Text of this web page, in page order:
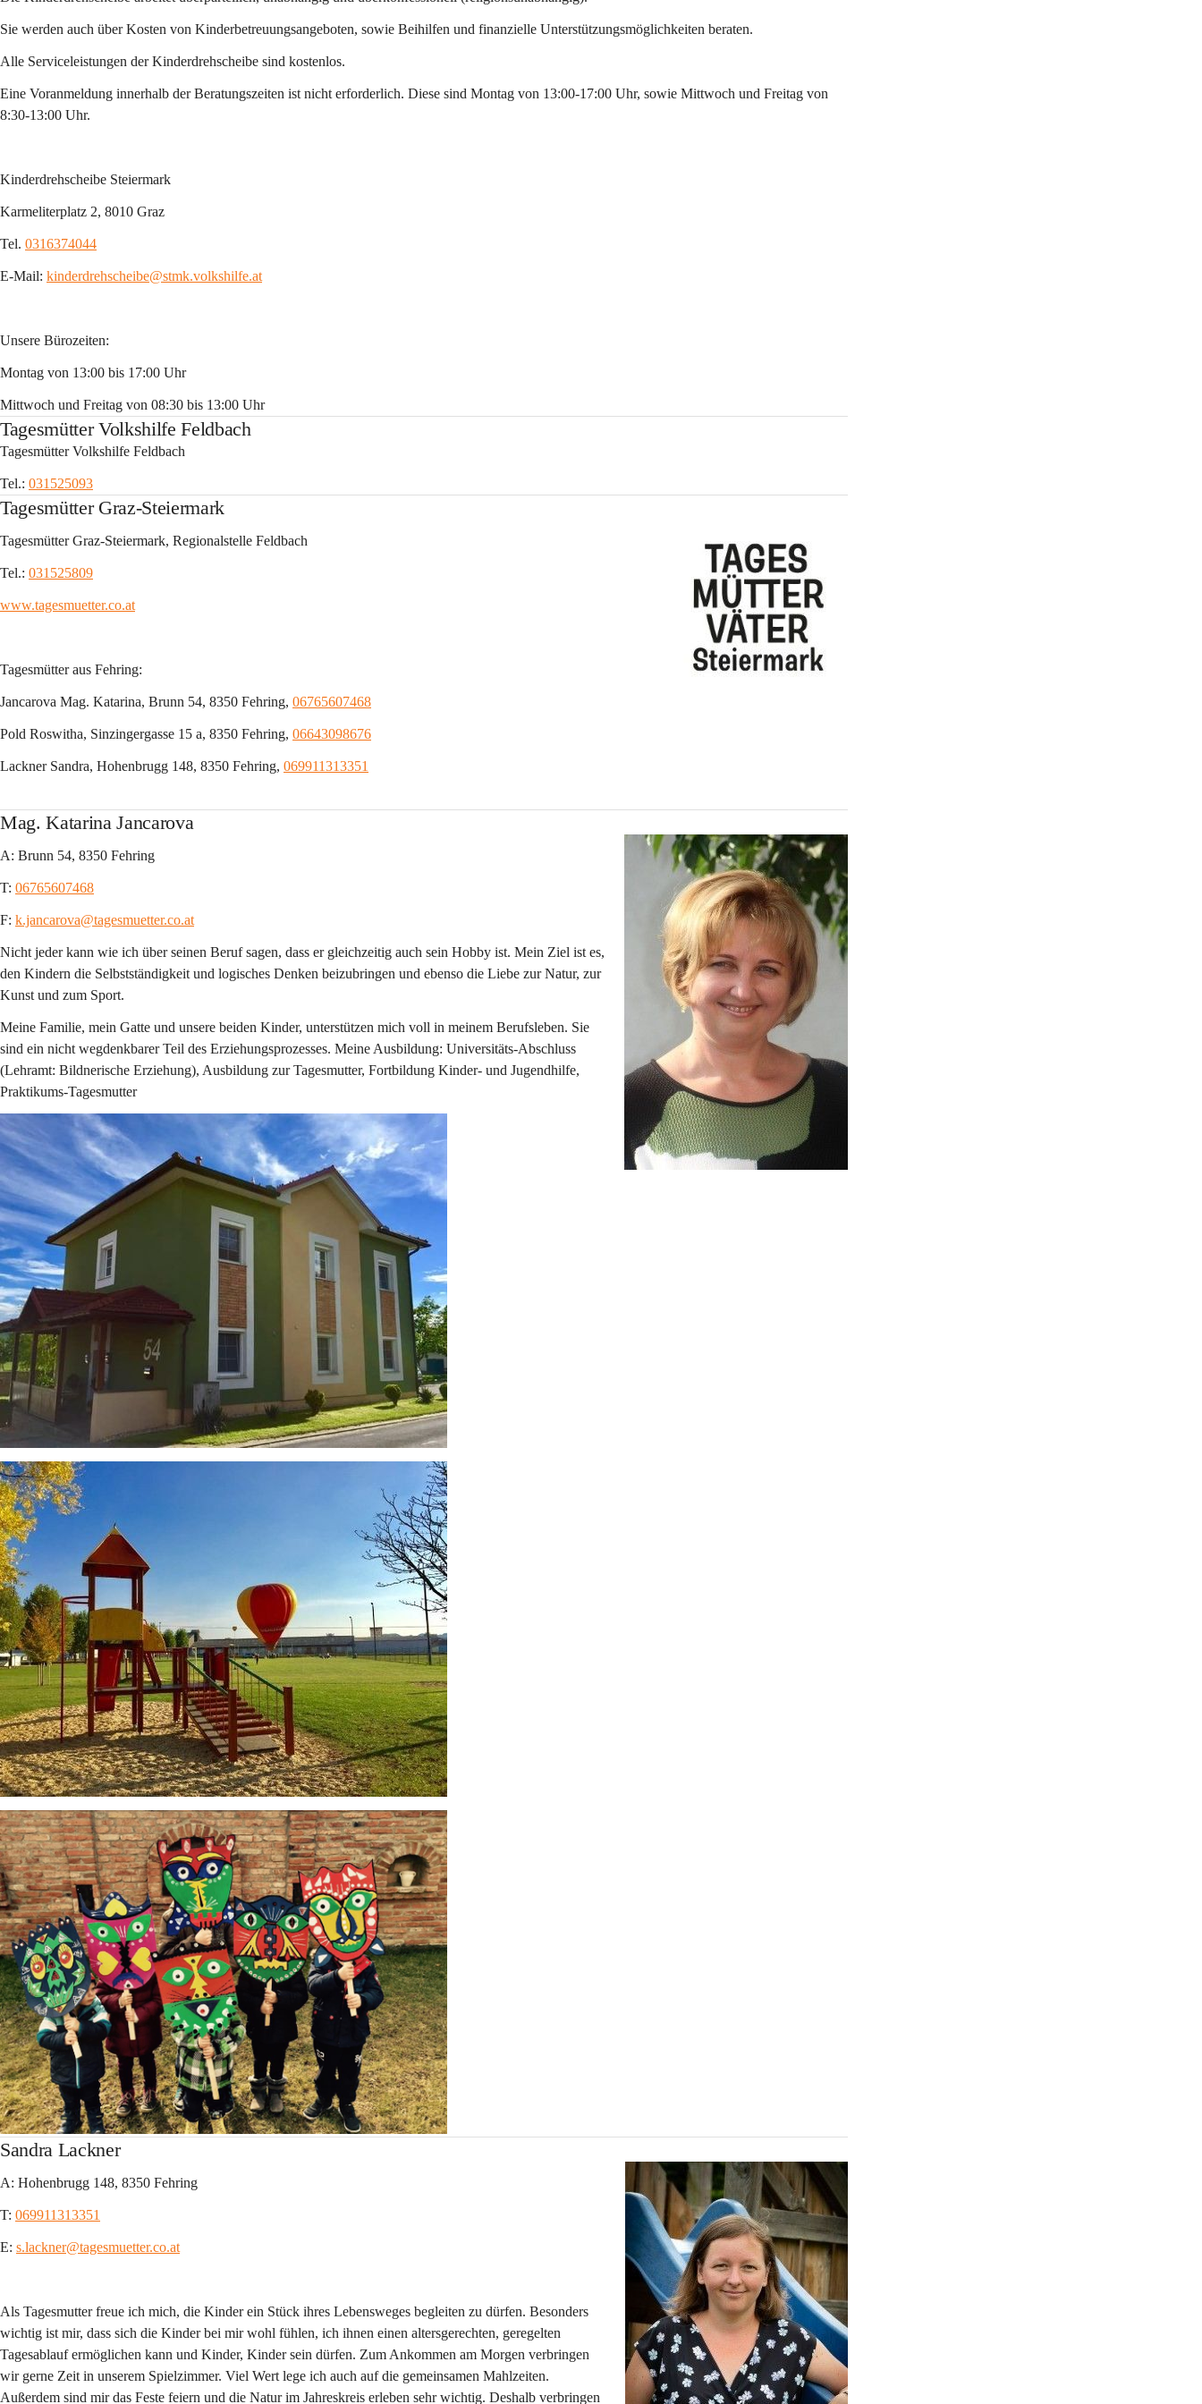
Sie werden auch über Kosten von Kinderbetreuungsangeboten, sowie Beihilfen und finanzielle Unterstützungsmöglichkeiten beraten.
Alle Serviceleistungen der Kinderdrehscheibe sind kostenlos.
Eine Voranmeldung innerhalb der Beratungszeiten ist nicht erforderlich. Diese sind Montag von 13:00-17:00 Uhr, sowie Mittwoch und Freitag von
8:30-13:00 Uhr.
Kinderdrehscheibe Steiermark
Karmeliterplatz 2, 8010 Graz
Tel. 0316374044
E-Mail: kinderdrehscheibe@stmk.volkshilfe.at
Unsere Bürozeiten:
Montag von 13:00 bis 17:00 Uhr
Mittwoch und Freitag von 08:30 bis 13:00 Uhr
Tagesmütter Volkshilfe Feldbach
Tagesmütter Volkshilfe Feldbach
Tel.: 031525093
Tagesmütter Graz-Steiermark
Tagesmütter Graz-Steiermark, Regionalstelle Feldbach
Tel.: 031525809
www.tagesmuetter.co.at
Tagesmütter aus Fehring:
Jancarova Mag. Katarina, Brunn 54, 8350 Fehring, 06765607468
Pold Roswitha, Sinzingergasse 15 a, 8350 Fehring, 06643098676
Lackner Sandra, Hohenbrugg 148, 8350 Fehring, 069911313351
Mag. Katarina Jancarova
A: Brunn 54, 8350 Fehring
T: 06765607468
F: k.jancarova@tagesmuetter.co.at
Nicht jeder kann wie ich über seinen Beruf sagen, dass er gleichzeitig auch sein Hobby ist. Mein Ziel ist es,
den Kindern die Selbstständigkeit und logisches Denken beizubringen und ebenso die Liebe zur Natur, zur
Kunst und zum Sport.
Meine Familie, mein Gatte und unsere beiden Kinder, unterstützen mich voll in meinem Berufsleben. Sie
sind ein nicht wegdenkbarer Teil des Erziehungsprozesses. Meine Ausbildung: Universitäts-Abschluss
(Lehramt: Bildnerische Erziehung), Ausbildung zur Tagesmutter, Fortbildung Kinder- und Jugendhilfe,
Praktikums-Tagesmutter
Sandra Lackner
A: Hohenbrugg 148, 8350 Fehring
T: 069911313351
E: s.lackner@tagesmuetter.co.at
Als Tagesmutter freue ich mich, die Kinder ein Stück ihres Lebensweges begleiten zu dürfen. Besonders
wichtig ist mir, dass sich die Kinder bei mir wohl fühlen, ich ihnen einen altersgerechten, geregelten
Tagesablauf ermöglichen kann und Kinder, Kinder sein dürfen. Zum Ankommen am Morgen verbringen
wir gerne Zeit in unserem Spielzimmer. Viel Wert lege ich auch auf die gemeinsamen Mahlzeiten.
Außerdem sind mir das Feste feiern und die Natur im Jahreskreis erleben sehr wichtig. Deshalb verbringen